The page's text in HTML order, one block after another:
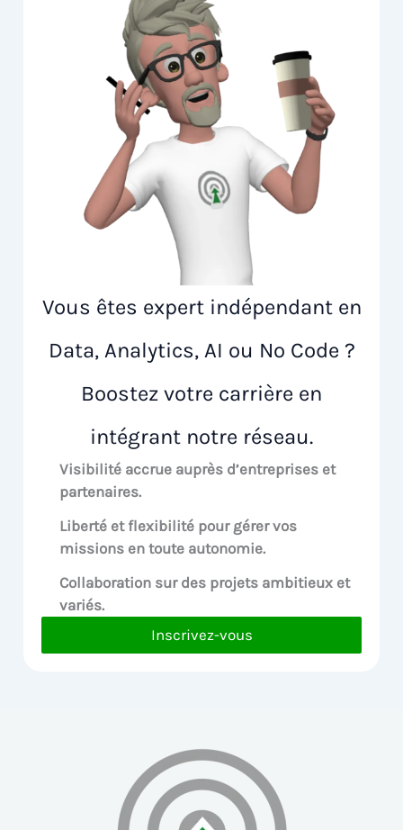
Vous êtes expert indépendant en
Data, Analytics, AI ou No Code ?
Boostez votre carrière en
intégrant notre réseau.
Visibilité accrue auprès d’entreprises et
partenaires.
Liberté et flexibilité pour gérer vos
missions en toute autonomie.
Collaboration sur des projets ambitieux et
variés.
Inscrivez-vous